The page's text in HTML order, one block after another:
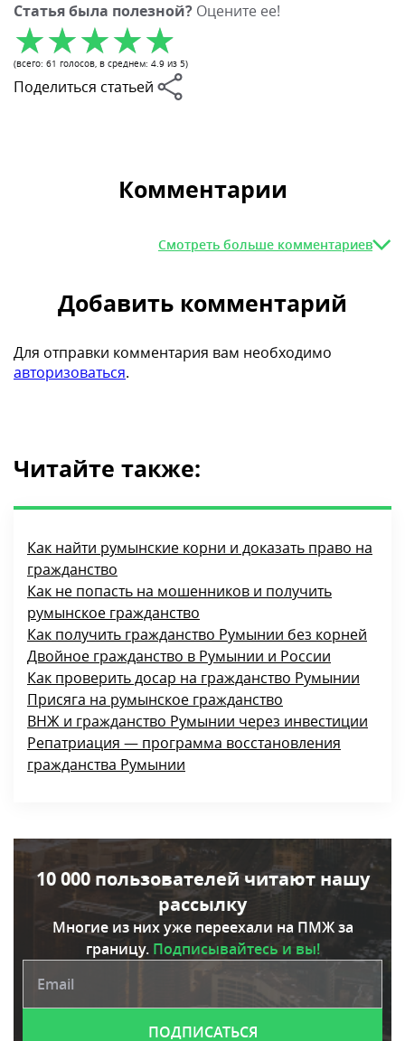
Статья была полезной? Оцените ее!
(всего: 61 голосов, в среднем: 4.9 из 5)
Поделиться статьей
Комментарии
Смотреть больше комментариев
Добавить комментарий
Для отправки комментария вам необходимо
авторизоваться.
Читайте также:
Как найти румынские корни и доказать право на
гражданство
Как не попасть на мошенников и получить
румынское гражданство
Как получить гражданство Румынии без корней
Двойное гражданство в Румынии и России
Как проверить досар на гражданство Румынии
Присяга на румынское гражданство
ВНЖ и гражданство Румынии через инвестиции
Репатриация — программа восстановления
гражданства Румынии
10 000 пользователей читают нашу
рассылку
Многие из них уже переехали на ПМЖ за
границу. Подписывайтесь и вы!